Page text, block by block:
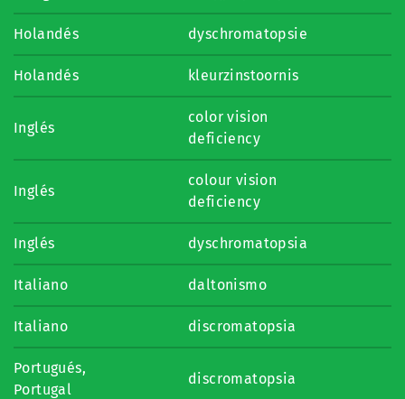
Holandés dyschromatopsie
Holandés kleurzinstoornis
Inglés
color vision
deficiency
Inglés
colour vision
deficiency
Inglés dyschromatopsia
Italiano daltonismo
Italiano discromatopsia
Portugués,
Portugal
discromatopsia